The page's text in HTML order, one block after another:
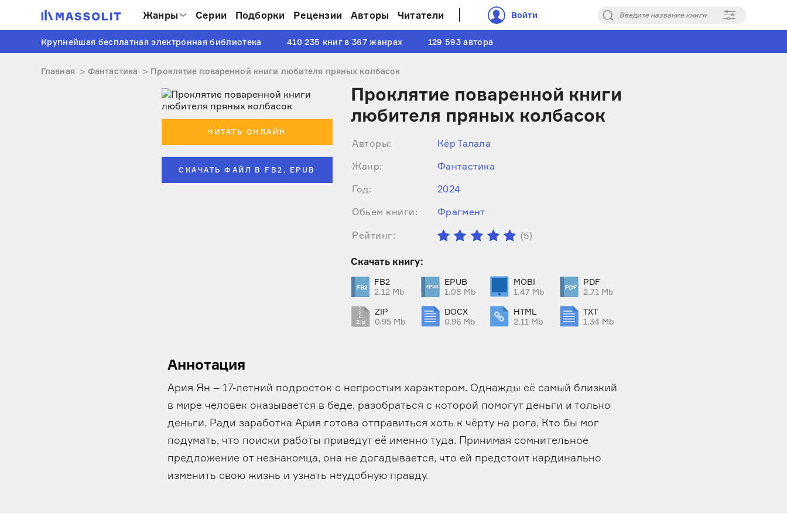
Жанры Серии Подборки Рецензии Авторы Читатели Войти Введите название книги
Крупнейшая бесплатная электронная библиотека 410 235 книг в 367 жанрах 129 593 автора
Главная Фантастика Проклятие поваренной книги любителя пряных колбасок
ЧИТАТЬ ОНЛАЙН
СКАЧАТЬ ФАЙЛ В FB2, EPUB
Проклятие поваренной книги
любителя пряных колбасок
Авторы:
Кёр Талала
Жанр:
Фантастика
Год:
2024
Обьем книги:
Фрагмент
Рейтинг:
(5)
Cкачать книгу:
FB2
2.12 Mb
EPUB
1.08 Mb
MOBI
1.47 Mb
PDF
2.71 Mb
ZIP
0.95 Mb
DOCX
0.96 Mb
HTML
2.11 Mb
TXT
1.34 Mb
Аннотация
Ария Ян – 17-летний подросток с непростым характером. Однажды её самый близкий
в мире человек оказывается в беде, разобраться с которой помогут деньги и только
деньги. Ради заработка Ария готова отправиться хоть к чёрту на рога. Кто бы мог
подумать, что поиски работы приведут её именно туда. Принимая сомнительное
предложение от незнакомца, она не догадывается, что ей предстоит кардинально
изменить свою жизнь и узнать неудобную правду.